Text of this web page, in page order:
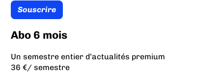
Souscrire
Abo 6 mois
Un semestre entier d’actualités premium
36 €/ semestre